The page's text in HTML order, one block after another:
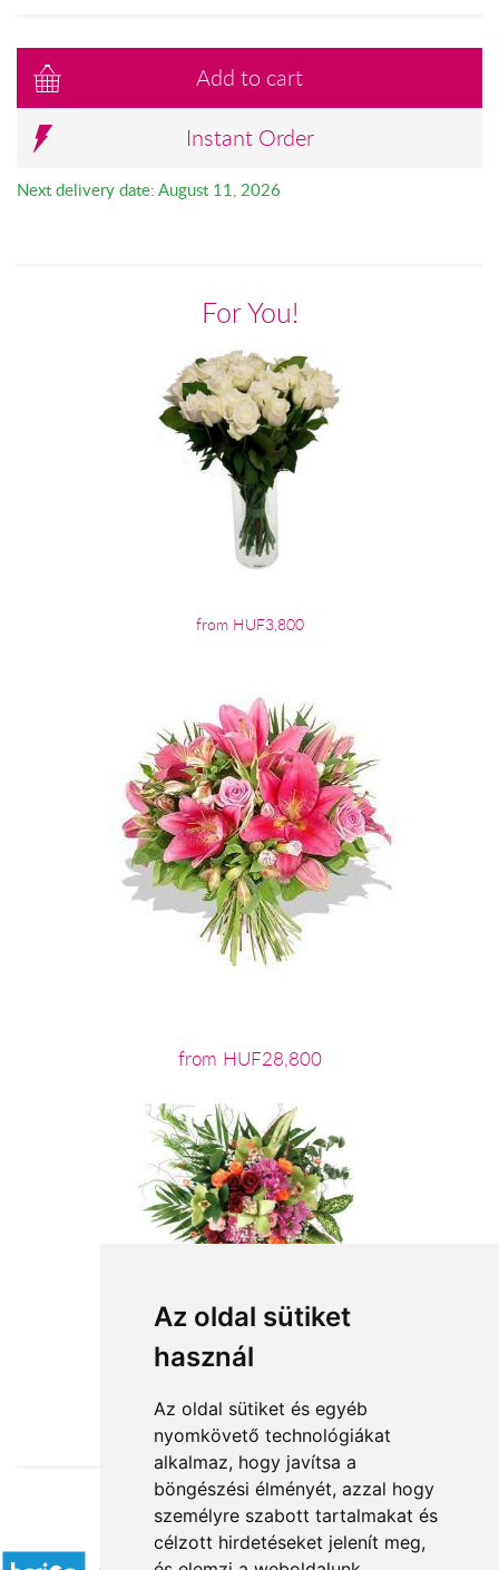
Az oldal sütiket
használ
Az oldal sütiket és egyéb
nyomkövető technológiákat
alkalmaz, hogy javítsa a
böngészési élményét, azzal hogy
személyre szabott tartalmakat és
célzott hirdetéseket jelenít meg,
Add to cart
Instant Order
Next delivery date: August 11, 2026
For You!
from HUF3,800
from HUF28,800
Accepted payment methods